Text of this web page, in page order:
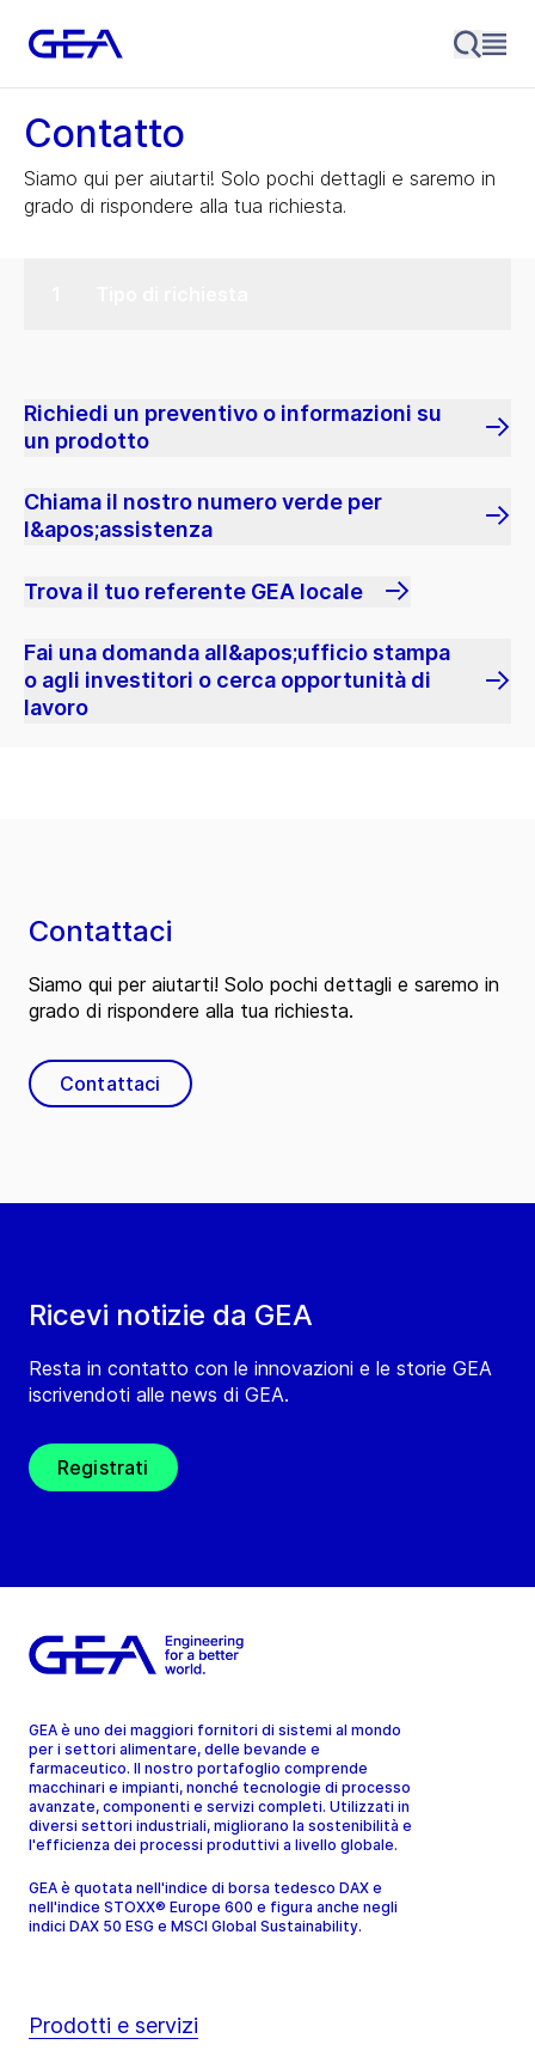
Contatto
Siamo qui per aiutarti! Solo pochi dettagli e saremo in
grado di rispondere alla tua richiesta.
Richiedi un preventivo o informazioni su
un prodotto
Chiama il nostro numero verde per
l&apos;assistenza
Trova il tuo referente GEA locale
Fai una domanda all&apos;ufficio stampa
o agli investitori o cerca opportunità di
lavoro
Ricevi notizie da GEA
Resta in contatto con le innovazioni e le storie GEA
iscrivendoti alle news di GEA.
Registrati
Contattaci
Siamo qui per aiutarti! Solo pochi dettagli e saremo in
grado di rispondere alla tua richiesta.
Contattaci
GEA è uno dei maggiori fornitori di sistemi al mondo
per i settori alimentare, delle bevande e
farmaceutico. Il nostro portafoglio comprende
macchinari e impianti, nonché tecnologie di processo
avanzate, componenti e servizi completi. Utilizzati in
diversi settori industriali, migliorano la sostenibilità e
l'efficienza dei processi produttivi a livello globale.
GEA è quotata nell'indice di borsa tedesco DAX e
nell'indice STOXX® Europe 600 e figura anche negli
indici DAX 50 ESG e MSCI Global Sustainability.
Prodotti e servizi